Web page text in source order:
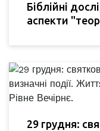
Біблійні
аспекти
29 грудня: